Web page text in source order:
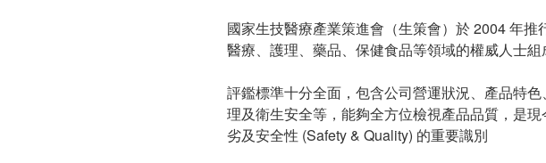
國家生技醫療產業策進會（生策會）於 2004 年推
醫療、護理、藥品、保健食品等領域的權威人士組
評鑑標準十分全面，包含公司營運狀況、產品特
理及衛生安全等，能夠全方位檢視產品品質，是
劣及安全性 (Safety & Quality) 的重要識別